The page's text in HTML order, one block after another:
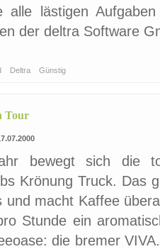
alle lästigen
der deltra Software
Deltra Günstig
Tour
bewegt sich die
Krönung Truck. Das
und macht Kaffee
Stunde ein
die bremer